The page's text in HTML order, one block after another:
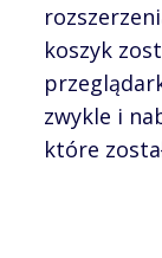
koszyk
zwykle i
które